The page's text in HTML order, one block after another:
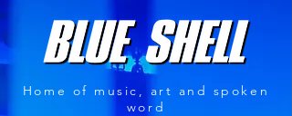
Home of music, art and spoken
word